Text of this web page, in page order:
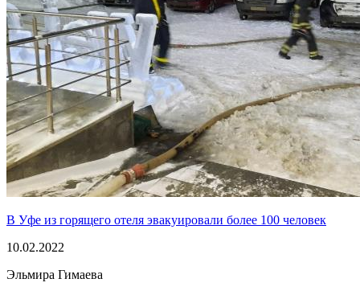
В Уфе из горящего отеля эвакуировали более 100 человек
10.02.2022
Эльмира Гимаева